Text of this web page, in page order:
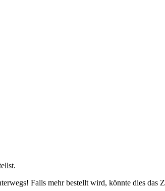
Falls mehr bestellt wird, könnte dies das